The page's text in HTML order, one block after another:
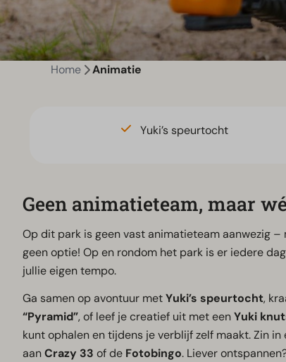
Home Animatie
Yuki’s speurtocht
Geen animatieteam, maar
Op dit park is geen vast animatieteam aanwezig
geen optie! Op en rondom het park is er iedere
jullie eigen tempo.
Ga samen op avontuur metYuki’s speurtocht,
“Pyramid”, of leef je creatief uit met eenYuki
kunt ophalen en tijdens je verblijf zelf maakt. Zin
aanCrazy 33 of de Fotobingo. Liever